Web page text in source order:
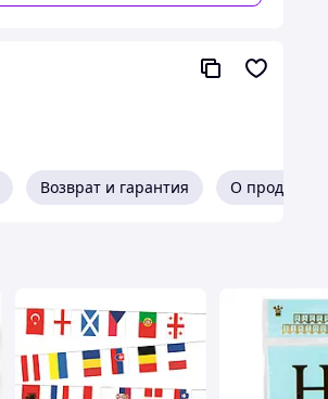
Возврат и гарантия О продавце